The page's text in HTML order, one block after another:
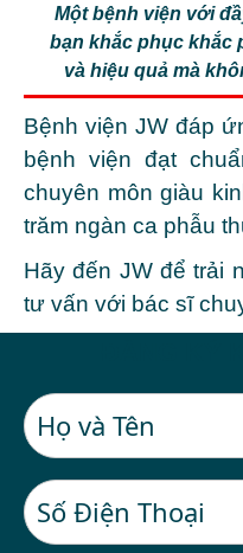
Một bệnh viện với
bạn khắc phục khắc
và hiệu quả mà
Bệnh viện JW đáp
bệnh viện đạt
chuyên môn giàu
trăm ngàn ca phẫu
Hãy đến JW để trải
tư vấn với bác sĩ